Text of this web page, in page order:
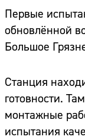
Первые
обновлённой
Большое
Станция
готовности.
монтажные
испытания